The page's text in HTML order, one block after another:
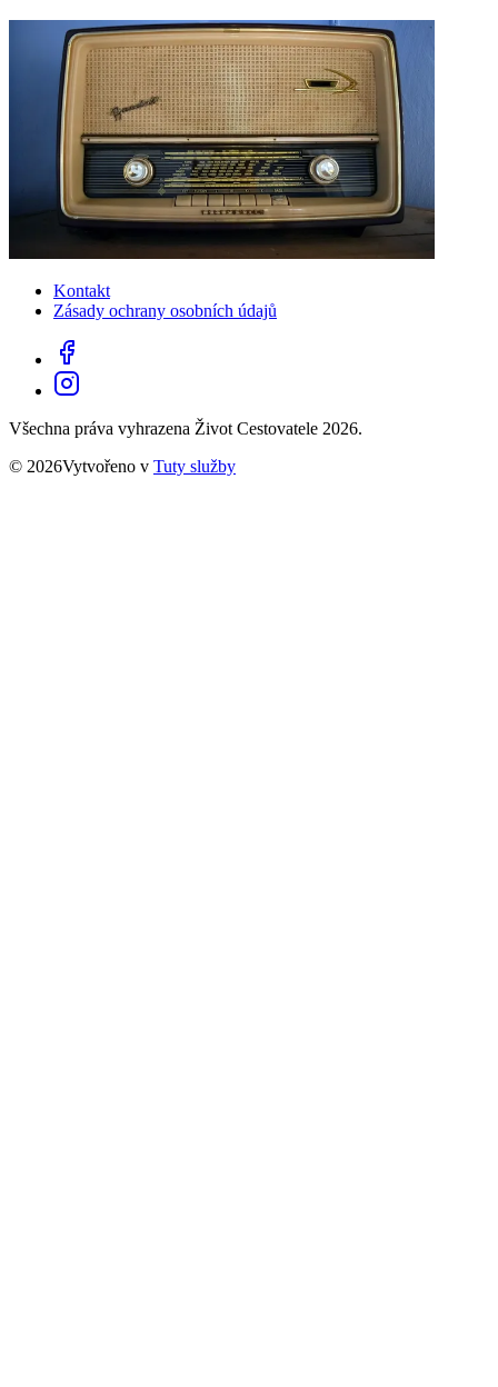
Kontakt
Zásady ochrany osobních údajů
Všechna práva vyhrazena Život Cestovatele 2026.
© 2026Vytvořeno v Tuty služby